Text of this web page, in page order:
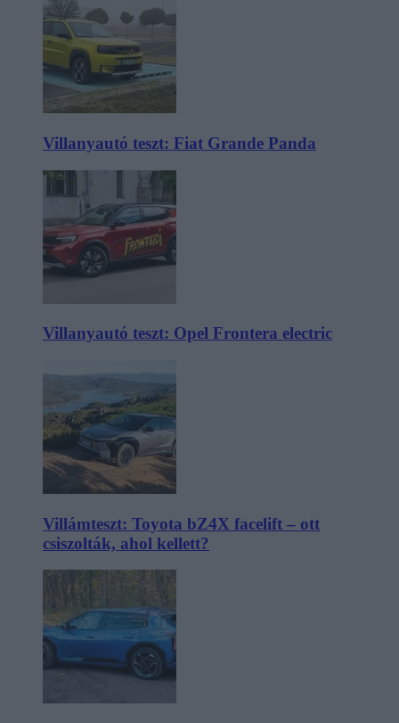
Villanyautó teszt: Fiat Grande Panda
Villanyautó teszt: Opel Frontera electric
Villámteszt: Toyota bZ4X facelift – ott
csiszolták, ahol kellett?